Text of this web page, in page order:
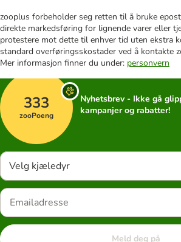
zooplus forbeholder seg retten til å bruke
direkte markedsføring for lignende varer eller
protestere mot dette til enhver tid uten ekstra
standard overføringsskostader ved å kontakte
Mer informasjon finner du under: personvern
333
zooPoeng
Nyhetsbrev - Ikke gå
kampanjer og rabatter!
Velg kjæledyr
Meld deg på